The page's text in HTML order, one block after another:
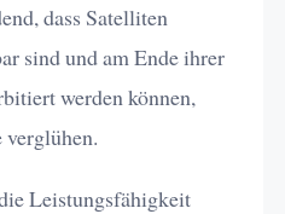
dass Satelliten
sind und am Ende ihrer
werden können,
Leistungsfähigkeit